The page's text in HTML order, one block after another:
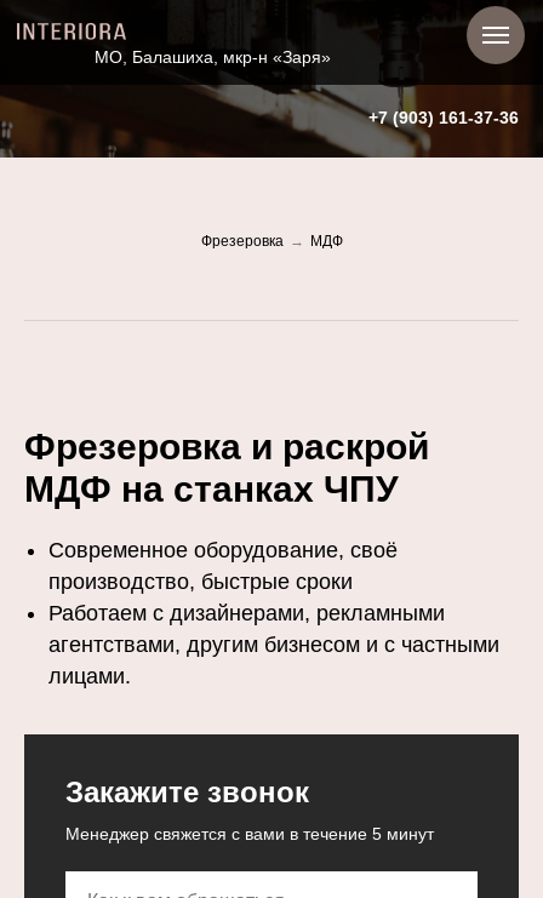
МО, Балашиха, мкр-н «Заря»
+7 (903) 161-37-36
Фрезеровка → МДФ
Фрезеровка и раскрой
МДФ на станках ЧПУ
Современное оборудование, своё
производство, быстрые сроки
Работаем с дизайнерами, рекламными
агентствами, другим бизнесом и с частными
лицами.
Закажите звонок
Менеджер свяжется с вами в течение 5 минут